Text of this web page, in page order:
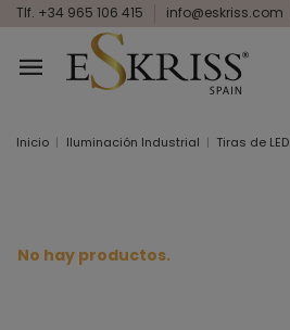
Tlf. +34 965 106 415 info@eskriss.com
Inicio Iluminación Industrial Tiras de LED
No hay productos.